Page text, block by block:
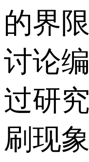
的界
讨论
过研
刷现